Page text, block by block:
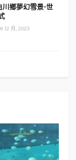
川鄉夢幻雪景-世
12 月, 2023